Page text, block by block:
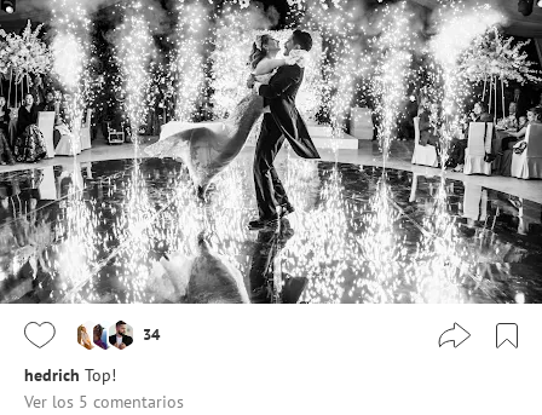
34
hedrich Top!
Ver los 5 comentarios